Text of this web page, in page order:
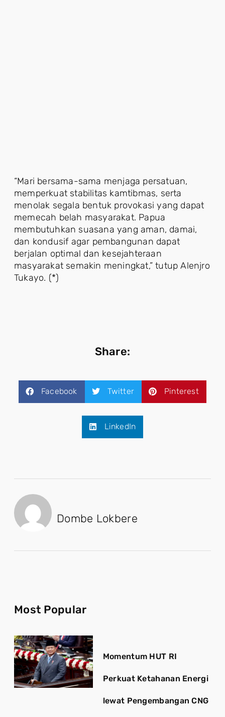
“Mari bersama-sama menjaga persatuan,
memperkuat stabilitas kamtibmas, serta
menolak segala bentuk provokasi yang dapat
memecah belah masyarakat. Papua
membutuhkan suasana yang aman, damai,
dan kondusif agar pembangunan dapat
berjalan optimal dan kesejahteraan
masyarakat semakin meningkat,” tutup Alenjro
Tukayo. (*)
Share:
Facebook Twitter Pinterest
LinkedIn
Dombe Lokbere
Most Popular
Momentum HUT RI
Perkuat Ketahanan Energi
lewat Pengembangan CNG